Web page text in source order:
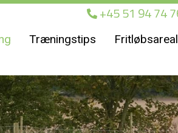
+45 51 94 74
Træningstips Fritløbsareal